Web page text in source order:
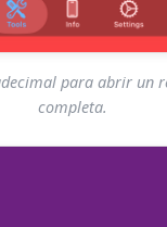
para abrir un
completa.